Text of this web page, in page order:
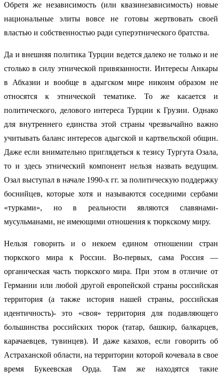
Обретя же независимость (или квазинезависимость) новые
национальные элиты вовсе не готовы жертвовать своей
властью и собственностью ради суперэтнического братства.
Да и внешняя политика Турции ведется далеко не только и не
столько в силу этнической привязанности. Интересы Анкары
в Абхазии и вообще в адыгском мире никоим образом не
относятся к этнической тематике. То же касается и
политического, делового интереса Турции к Грузии. Однако
для внутреннего единства этой страны чрезвычайно важно
учитывать баланс интересов адыгской и картвельской общин.
Даже если внимательно приглядеться к тезису Тургута Озала,
то и здесь этнический компонент нельзя назвать ведущим.
Озал выступал в начале 1990-х гг. за политическую поддержку
боснийцев, которые хотя и называются соседними сербами
«турками», но в реальности являются славянами-
мусульманами, не имеющими отношения к тюркскому миру.
Нельзя говорить и о некоем едином отношении стран
тюркского мира к России. Во-первых, сама Россия —
органическая часть тюркского мира. При этом в отличие от
Германии или любой другой европейской страны российская
территория (а также история нашей страны, российская
идентичность)- это «своя» территория для подавляющего
большинства российских тюрок (татар, башкир, балкарцев,
карачаевцев, тувинцев). И даже казахов, если говорить об
Астраханской области, на территории которой кочевала в свое
время Букеевская Орда. Там же находятся такие